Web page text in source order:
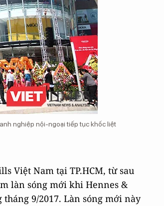
nghiệp nội-ngoại tiếp tục khốc liệt
Việt Nam tại TP.HCM, từ sau
làn sóng mới khi Hennes &
9/2017. Làn sóng mới này